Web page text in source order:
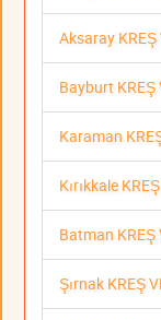
Aksaray KREŞ
Bayburt KREŞ
Karaman
Kırıkkale
Batman KREŞ
Şırnak KREŞ